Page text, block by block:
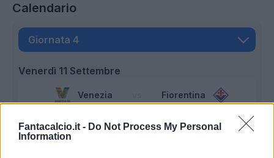
Fantacalcio.it - Do Not Process My Personal
Information
Calendario
Venerdì 11 Settembre
Venezia Fiorentina